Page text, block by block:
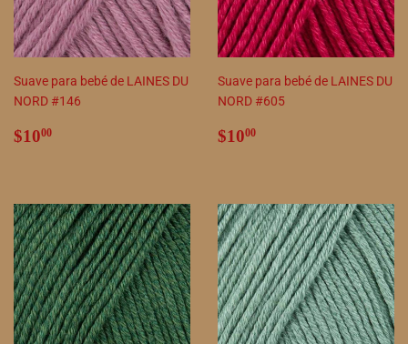
Suave para bebé de LAINES DU
NORD #146
Precio
$1000
Suave para bebé de LAINES DU
NORD #605
Precio
$1000